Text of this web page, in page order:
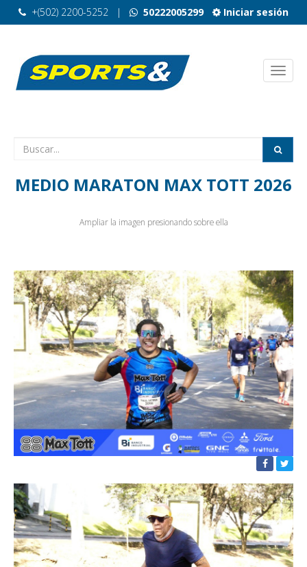
Iniciar sesión
+(502) 2200-5252 | 50222005299
MEDIO MARATON MAX TOTT 2026
Ampliar la imagen presionando sobre ella